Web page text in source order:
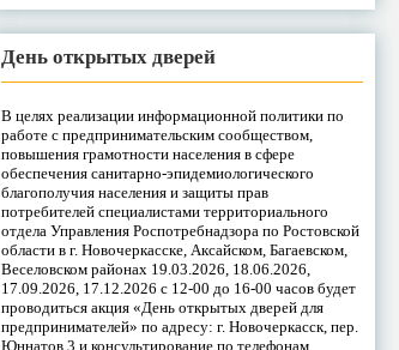
День открытых дверей
В целях реализации информационной политики по
работе с предпринимательским сообществом,
повышения грамотности населения в сфере
обеспечения санитарно-эпидемиологического
благополучия населения и защиты прав
потребителей специалистами территориального
отдела Управления Роспотребнадзора по Ростовской
области в г. Новочеркасске, Аксайском, Багаевском,
Веселовском районах 19.03.2026, 18.06.2026,
17.09.2026, 17.12.2026 с 12-00 до 16-00 часов будет
проводиться акция «День открытых дверей для
предпринимателей» по адресу: г. Новочеркасск, пер.
Юннатов,3 и консультирование по телефонам